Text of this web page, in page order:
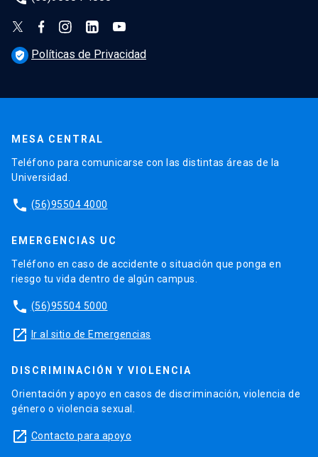
verified_user Políticas de Privacidad
MESA CENTRAL
Teléfono para comunicarse con las distintas áreas de la
Universidad.
phone (56)95504 4000
EMERGENCIAS UC
Teléfono en caso de accidente o situación que ponga en
riesgo tu vida dentro de algún campus.
phone (56)95504 5000
launch Ir al sitio de Emergencias
DISCRIMINACIÓN Y VIOLENCIA
Orientación y apoyo en casos de discriminación, violencia de
género o violencia sexual.
launch Contacto para apoyo